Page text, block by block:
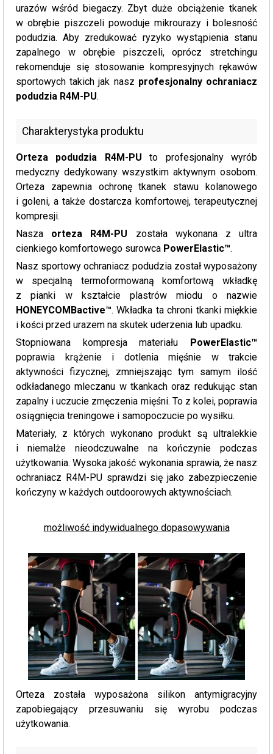
urazów wśród biegaczy. Zbyt duże obciążenie tkanek
w obrębie piszczeli powoduje mikrourazy i bolesność
podudzia. Aby zredukować ryzyko wystąpienia stanu
zapalnego w obrębie piszczeli, oprócz stretchingu
rekomenduje się stosowanie kompresyjnych rękawów
sportowych takich jak nasz profesjonalny ochraniacz
podudzia R4M-PU.
Charakterystyka produktu
Orteza podudzia R4M-PU to profesjonalny wyrób
medyczny dedykowany wszystkim aktywnym osobom.
Orteza zapewnia ochronę tkanek stawu kolanowego
i goleni, a także dostarcza komfortowej, terapeutycznej
kompresji.
Nasza orteza R4M-PU została wykonana z ultra
cienkiego komfortowego surowca PowerElastic™.
Nasz sportowy ochraniacz podudzia został wyposażony
w specjalną termoformowaną komfortową wkładkę
z pianki w kształcie plastrów miodu o nazwie
HONEYCOMBactive™. Wkładka ta chroni tkanki miękkie
i kości przed urazem na skutek uderzenia lub upadku.
Stopniowana kompresja materiału PowerElastic™
poprawia krążenie i dotlenia mięśnie w trakcie
aktywności fizycznej, zmniejszając tym samym ilość
odkładanego mleczanu w tkankach oraz redukując stan
zapalny i uczucie zmęczenia mięśni. To z kolei, poprawia
osiągnięcia treningowe i samopoczucie po wysiłku.
Materiały, z których wykonano produkt są ultralekkie
i niemalże nieodczuwalne na kończynie podczas
użytkowania. Wysoka jakość wykonania sprawia, że nasz
ochraniacz R4M-PU sprawdzi się jako zabezpieczenie
kończyny w każdych outdoorowych aktywnościach.
możliwość indywidualnego dopasowywania
Orteza została wyposażona silikon antymigracyjny
zapobiegający przesuwaniu się wyrobu podczas
użytkowania.